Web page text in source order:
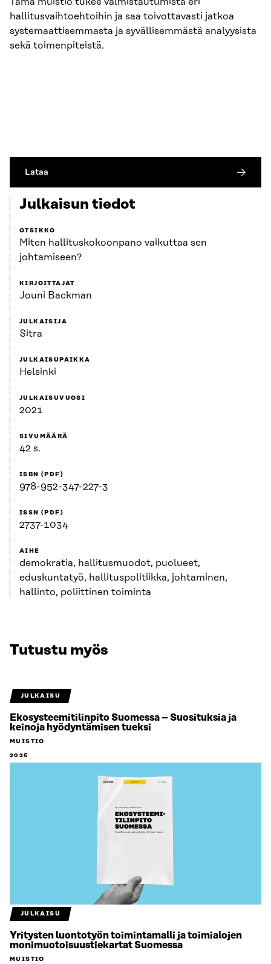
hallitusvaihtoehtoihin ja saa toivottavasti jatkoa
systemaattisemmasta ja syvällisemmästä analyysista
sekä toimenpiteistä.
Lataa
Julkaisun tiedot
OTSIKKO
Miten hallituskokoonpano vaikuttaa sen
johtamiseen?
KIRJOITTAJAT
Jouni Backman
JULKAISIJA
Sitra
JULKAISUPAIKKA
Helsinki
JULKAISUVUOSI
2021
SIVUMÄÄRÄ
42 s.
ISBN (PDF)
978-952-347-227-3
ISSN (PDF)
2737-1034
AIHE
demokratia, hallitusmuodot, puolueet,
eduskuntatyö, hallituspolitiikka, johtaminen,
hallinto, poliittinen toiminta
Tutustu myös
JULKAISU
Ekosysteemitilinpito Suomessa – Suosituksia ja
keinoja hyödyntämisen tueksi
MUISTIO
2026
JULKAISU
Yritysten luontotyön toimintamalli ja toimialojen
monimuotoisuustiekartat Suomessa
MUISTIO